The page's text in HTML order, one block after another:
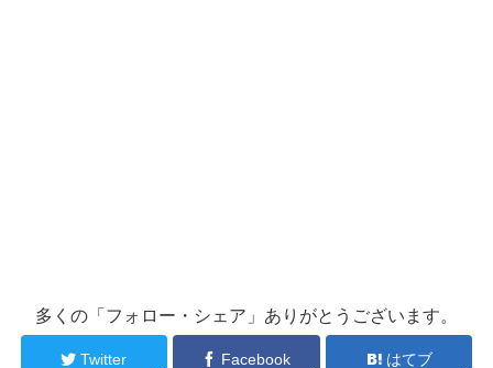
多くの「フォロー・シェア」ありがとうございます。
Twitter Facebook はてブ